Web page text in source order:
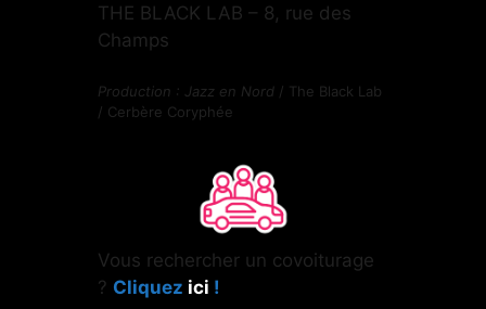
THE BLACK LAB – 8, rue des
Champs
Production : Jazz en Nord / The Black Lab
/ Cerbère Coryphée
Vous rechercher un covoiturage
? Cliquez ici !